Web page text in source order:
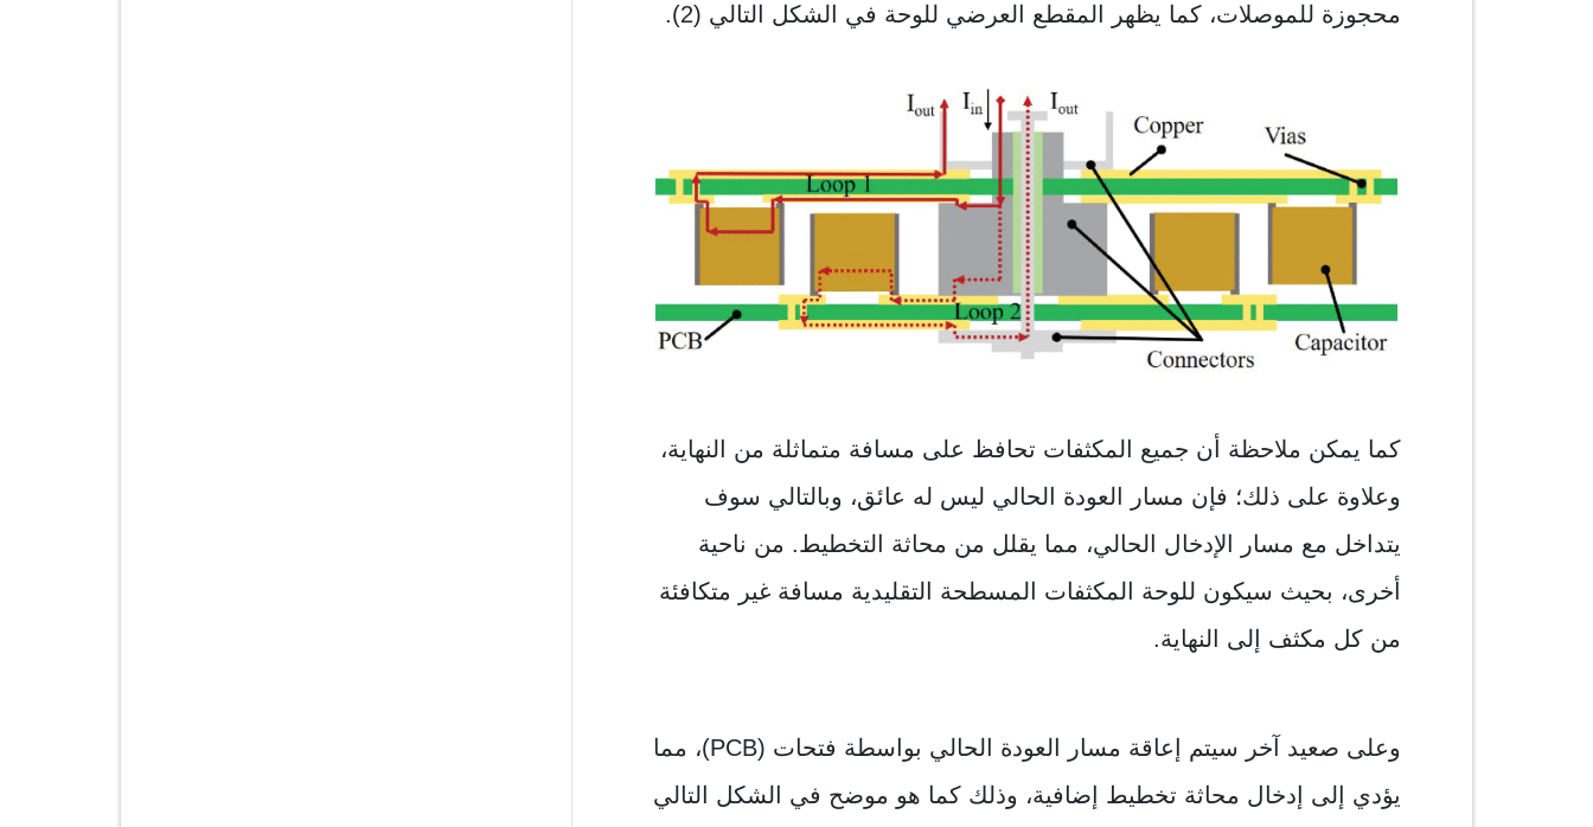
محجوزة للموصلات، كما يظهر المقطع العرضي للوحة في الشكل التالي (2).
كما يمكن ملاحظة أن جميع المكثفات تحافظ على مسافة متماثلة من النهاية،
وعلاوة على ذلك؛ فإن مسار العودة الحالي ليس له عائق، وبالتالي سوف
يتداخل مع مسار الإدخال الحالي، مما يقلل من محاثة التخطيط. من ناحية
أخرى، بحيث سيكون للوحة المكثفات المسطحة التقليدية مسافة غير متكافئة
من كل مكثف إلى النهاية.
وعلى صعيد آخر سيتم إعاقة مسار العودة الحالي بواسطة فتحات (PCB)، مما
يؤدي إلى إدخال محاثة تخطيط إضافية، وذلك كما هو موضح في الشكل التالي